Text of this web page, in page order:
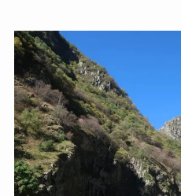
その他おすすめ本
世界一周記
タンザニア・トルコ編
イスラエル編